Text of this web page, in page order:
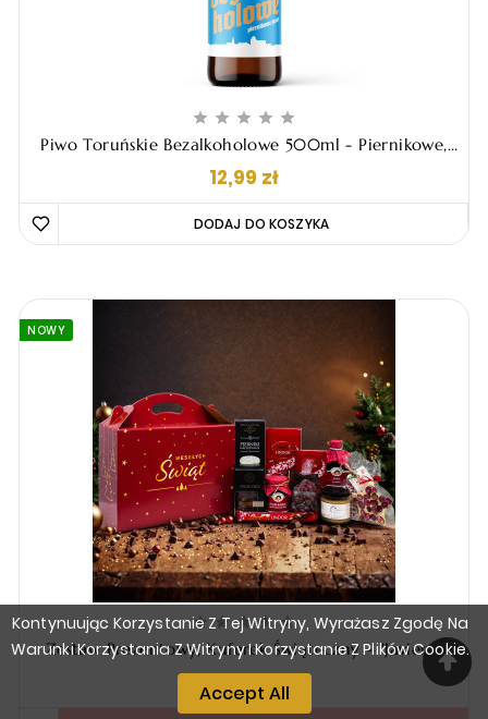
Kontynuując Korzystanie Z Tej Witryny, Wyrażasz Zgodę Na
Warunki Korzystania Z Witryny I Korzystanie Z Plików Cookie.
Accept All
    
Piwo Toruńskie Bezalkoholowe 500ml - Piernikowe,
12,99 złCena
NOWY
    
Zestaw Prezentowy, Kuferek Świąteczny - "Javiera"
339,90 złCena